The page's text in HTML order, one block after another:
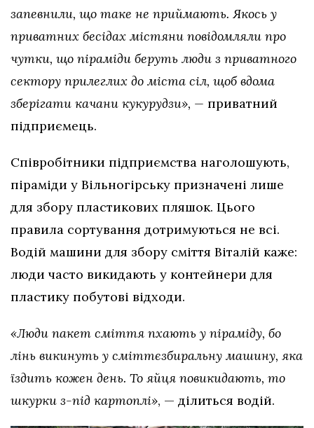
запевнили, що таке не приймають. Якось у
приватних бесідах містяни повідомляли про
чутки, що піраміди беруть люди з приватного
сектору прилеглих до міста сіл, щоб вдома
зберігати качани кукурудзи», — приватний
підприємець.
Співробітники підприємства наголошують,
піраміди у Вільногірську призначені лише
для збору пластикових пляшок. Цього
правила сортування дотримуються не всі.
Водій машини для збору сміття Віталій каже:
люди часто викидають у контейнери для
пластику побутові відходи.
«Люди пакет сміття пхають у піраміду, бо
лінь викинуть у сміттєзбиральну машину, яка
їздить кожен день. То яйця повикидають, то
шкурки з-під картоплі», — ділиться водій.